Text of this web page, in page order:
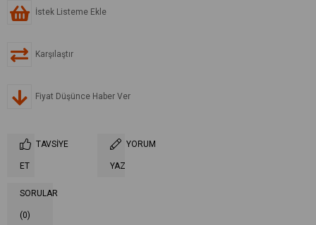
İstek Listeme Ekle
Karşılaştır
Fiyat Düşünce Haber Ver
TAVSIYE
ET
YORUM
YAZ
SORULAR
(0)